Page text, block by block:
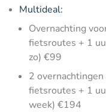
Multideal:
Overnachting
fietsroutes + 1
zo) €99
2
fietsroutes + 1
week) €194